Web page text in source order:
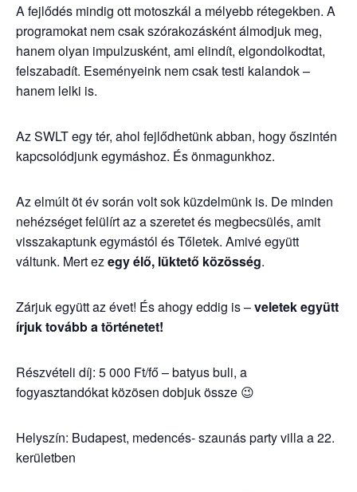
A fejlődés mindig ott motoszkál a mélyebb rétegekben. A
programokat nem csak szórakozásként álmodjuk meg,
hanem olyan impulzusként, ami elindít, elgondolkodtat,
felszabadít. Eseményeink nem csak testi kalandok –
hanem lelki is.
Az SWLT egy tér, ahol fejlődhetünk abban, hogy őszintén
kapcsolódjunk egymáshoz. És önmagunkhoz.
Az elmúlt öt év során volt sok küzdelmünk is. De minden
nehézséget felülírt az a szeretet és megbecsülés, amit
visszakaptunk egymástól és Tőletek. Amivé együtt
váltunk. Mert ez egyélő, lüktető közösség.
Zárjuk együtt az évet! És ahogy eddig is –veletek együtt
írjuk tovább a történetet!
Részvételi díj: 5 000 Ft/fő – batyus buli, a
fogyasztandókat közösen dobjuk össze 😉
Helyszín: Budapest, medencés- szaunás party villa a 22.
kerületben